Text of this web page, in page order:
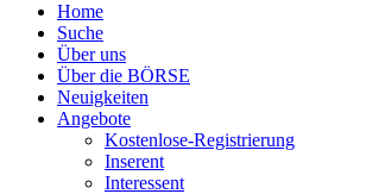
Home
Suche
Über uns
Über die BÖRSE
Neuigkeiten
Angebote
Kostenlose-Registrierung
Inserent
Interessent